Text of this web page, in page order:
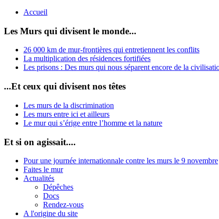
Accueil
Les Murs qui divisent le monde...
26 000 km de mur-frontières qui entretiennent les conflits
La multiplication des résidences fortifiées
Les prisons : Des murs qui nous séparent encore de la
...Et ceux qui divisent nos têtes
Les murs de la discrimination
Les murs entre ici et ailleurs
Le mur qui s’érige entre l’homme et la nature
Et si on agissait....
Pour une journée internationnale contre les murs le 9 novembre
Faites le mur
Actualités
Dépêches
Docs
Rendez-vous
A l'origine du site